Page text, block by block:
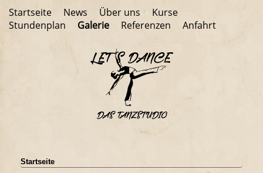
Startseite News Über uns
Kurse
Stundenplan
Galerie Referenzen Anfahrt
Startseite